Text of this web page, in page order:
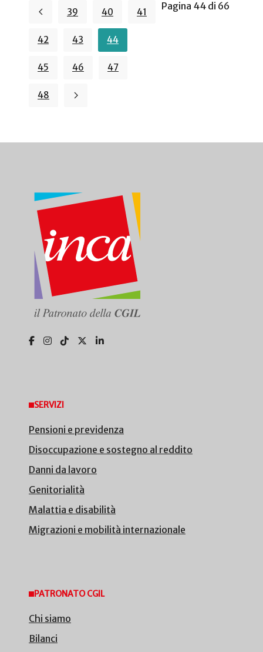
Pagina 44 di 66
39 40 41
42 43 44
45 46 47
48
SERVIZI
Pensioni e previdenza
Disoccupazione e sostegno al reddito
Danni da lavoro
Genitorialità
Malattia e disabilità
Migrazioni e mobilità internazionale
PATRONATO CGIL
Chi siamo
Bilanci